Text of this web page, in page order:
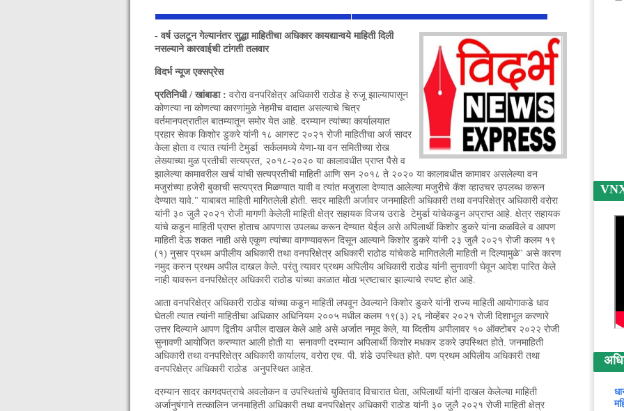
- वर्ष उलटून गेल्यानंतर सुद्धा माहितीचा अधिकार कायद्यान्वये माहिती दिली
नसल्याने कारवाईची टांगती तलवार
विदर्भ न्यूज एक्सप्रेस
प्रतिनिधी / खांबाडा : वरोरा वनपरिक्षेत्र अधिकारी राठोड हे रुजू झाल्यापासून
कोणत्या ना कोणत्या कारणांमुळे नेहमीच वादात असल्याचे चित्र
वर्तमानपत्रातील बातम्यातून समोर येत आहे. दरम्यान त्यांच्या कार्यालयात
प्रहार सेवक किशोर डुकरे यांनी १८ आगस्ट २०२१ रोजी माहितीचा अर्ज सादर
केला होता व त्यात त्यांनी टेमुर्डा सर्कलमध्ये येणा-या वन समितीच्या रोख
लेख्याच्या मुळ प्रतीची सत्यप्रत, २०१८-२०२० या कालावधीत प्राप्त पैसे व
झालेल्या कामावरील खर्च यांची सत्यप्रतीची माहिती आणि सन २०१८ ते २०२० या कालावधीत कामावर असलेल्या वन
मजुरांच्या हजेरी बुकाची सत्यप्रत मिळण्यात यावी व त्यांत मजुराला देण्यात आलेल्या मजुरीचे कॅश व्हाउचर उपलब्ध करून
देण्यात यावे." याबाबत माहिती मागितलेली होती. सदर माहिती अर्जावर जनमाहिती अधिकारी तथा वनपरिक्षेत्र अधिकारी वरोरा
यांनी ३० जुलै २०२१ रोजी मागणी केलेली माहिती क्षेत्र सहायक विजय उराडे टेमुर्डा यांचेकडून अप्राप्त आहे. क्षेत्र सहायक
यांचे कडून माहिती प्राप्त होताच आपणास उपलब्ध करून देण्यात येईल असे अपिलार्थी किशोर डुकरे यांना कळविले व आपण
माहिती देऊ शकत नाही असे एकूण त्यांच्या वागण्यावरून दिसून आल्याने किशोर डुकरे यांनी २३ जुलै २०२१ रोजी कलम १९
(१) नुसार प्रथम अपीलीय अधिकारी तथा वनपरिक्षेत्र अधिकारी राठोड यांचेकडे मागितलेली माहिती न दिल्यामुळे" असे कारण
नमुद करुन प्रथम अपील दाखल केले. परंतु त्यावर प्रथम अपिलीय अधिकारी राठोड यांनी सुनावणी घेवून आदेश पारित केले
नाही यावरून वनपरिक्षेत्र अधिकारी राठोड यांच्या काळात मोठा भ्रष्टाचार झाल्याचे स्पष्ट होत आहे.
आता वनपरिक्षेत्र अधिकारी राठोड यांच्या कडून माहिती लपवून ठेवल्याने किशोर डुकरे यांनी राज्य माहिती आयोगाकडे धाव
घेतली त्यात त्यांनी माहितीचा अधिकार अधिनियम २००५ मधील कलम १९(३) २६ नोव्हेंबर २०२१ रोजी दिशाभूल करणारे
उत्तर दिल्याने आपण द्वितीय अपील दाखल केले आहे असे अर्जात नमूद केले, या व्दितीय अपीलावर १० ऑक्टोबर २०२२ रोजी
सुनावणी आयोजित करण्यात आली होती या सनावणी दरम्यान अपिलार्थी किशोर मधकर डकरे उपस्थित होते. जनमाहिती
अधिकारी तथा वनपरिक्षेत्र अधिकारी कार्यालय, वरोरा एच. पी. शंडे उपस्थित होते. पण प्रथम अपिलीय अधिकारी तथा
वनपरिक्षेत्र अधिकारी राठोड अनुपस्थित आहेत.
दरम्यान सादर कागदपत्राचे अवलोकन व उपस्थितांचे युक्तिवाद विचारात घेता, अपिलार्थी यांनी दाखल केलेल्या माहिती
अर्जानुषंगाने तत्कालिन जनमाहिती अधिकारी तथा वनपरिक्षेत्र अधिकारी राठोड यांनी ३० जुलै २०२१ रोजी माहिती क्षेत्र